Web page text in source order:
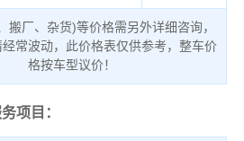
搬厂、杂货)等价格需另外详细咨询，
常波动，此价格表仅供参考，整车价
格按车型议价！
项目：